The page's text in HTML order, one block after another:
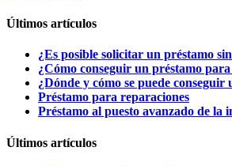
Últimos artículos
¿Es posible solicitar un préstamo
¿Cómo conseguir un préstamo
¿Dónde y cómo se puede conseguir
Préstamo para reparaciones
Préstamo al puesto avanzado de la
Últimos artículos